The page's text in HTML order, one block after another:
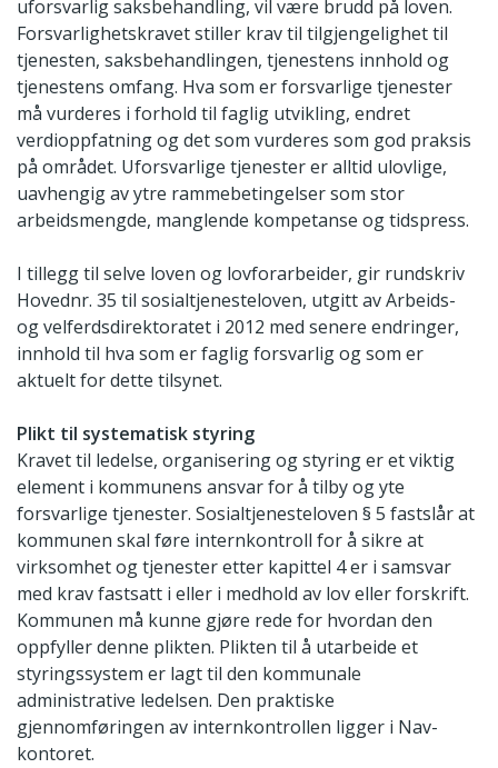
uforsvarlig saksbehandling, vil være brudd på loven.
Forsvarlighetskravet stiller krav til tilgjengelighet til
tjenesten, saksbehandlingen, tjenestens innhold og
tjenestens omfang. Hva som er forsvarlige tjenester
må vurderes i forhold til faglig utvikling, endret
verdioppfatning og det som vurderes som god praksis
på området. Uforsvarlige tjenester er alltid ulovlige,
uavhengig av ytre rammebetingelser som stor
arbeidsmengde, manglende kompetanse og tidspress.
I tillegg til selve loven og lovforarbeider, gir rundskriv
Hovednr. 35 til sosialtjenesteloven, utgitt av Arbeids-
og velferdsdirektoratet i 2012 med senere endringer,
innhold til hva som er faglig forsvarlig og som er
aktuelt for dette tilsynet.
Plikt til systematisk styring
Kravet til ledelse, organisering og styring er et viktig
element i kommunens ansvar for å tilby og yte
forsvarlige tjenester. Sosialtjenesteloven § 5 fastslår at
kommunen skal føre internkontroll for å sikre at
virksomhet og tjenester etter kapittel 4 er i samsvar
med krav fastsatt i eller i medhold av lov eller forskrift.
Kommunen må kunne gjøre rede for hvordan den
oppfyller denne plikten. Plikten til å utarbeide et
styringssystem er lagt til den kommunale
administrative ledelsen. Den praktiske
gjennomføringen av internkontrollen ligger i Nav-
kontoret.